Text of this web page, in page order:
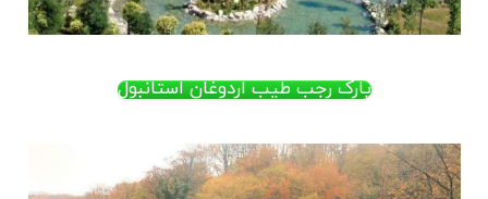
پارک رجب طیب اردوغان استانبول